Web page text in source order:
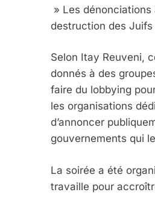
» Les
destruction des
Selon Itay Reuveni,
donnés à des
faire du lobbying
les organisations
d’annoncer
gouvernements qui
La soirée a été
travaille pour
6